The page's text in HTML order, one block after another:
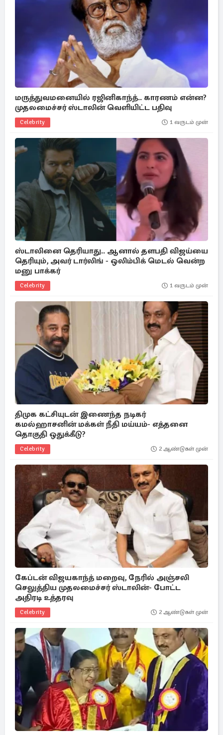
மருத்துவமனையில் ரஜினிகாந்த்.. காரணம் என்ன?
முதலமைச்சர் ஸ்டாலின் வெளியிட்ட பதிவு
Celebrity 1 வருடம் முன்
ஸ்டாலினை தெரியாது.. ஆனால் தளபதி விஜய்யை
தெரியும், அவர் டார்லிங் - ஒலிம்பிக் மெடல் வென்ற
மனு பாக்கர்
Celebrity 1 வருடம் முன்
திமுக கட்சியுடன் இணைந்த நடிகர்
கமல்ஹாசனின் மக்கள் நீதி மய்யம்- எத்தனை
தொகுதி ஒதுக்கீடு?
Celebrity 2 ஆண்டுகள் முன்
கேப்டன் விஜயகாந்த் மறைவு, நேரில் அஞ்சலி
செலுத்திய முதலமைச்சர் ஸ்டாலின்- போட்ட
அதிரடி உத்தரவு
Celebrity 2 ஆண்டுகள் முன்